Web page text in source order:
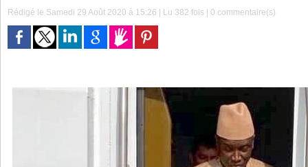
Rédigé le Samedi 29 Août 2020 à 15:26 | Lu 382 fois |0 commentaire(s)